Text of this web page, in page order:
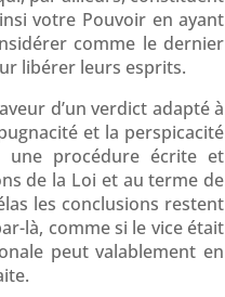
votre Pouvoir en ayant
comme le dernier
libérer leurs esprits.
d’un verdict adapté à
et la perspicacité
procédure écrite et
de la Loi et au terme de
les conclusions restent
là, comme si le vice était
peut valablement en